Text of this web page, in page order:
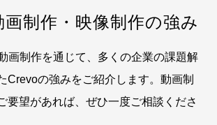
制作・映像制作の強み
画制作を通じて、多くの企業の課題解
Crevoの強みをご紹介します。 動画制
要望があれば、ぜひ一度ご相談くださ